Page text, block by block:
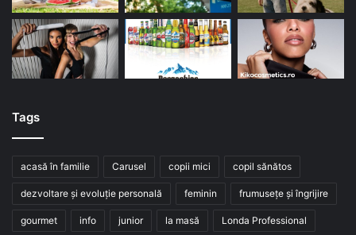
Tags
acasă în familie Carusel copii mici copil sănătos
dezvoltare și evoluție personală feminin frumusețe și îngrijire
gourmet info junior la masă Londa Professional